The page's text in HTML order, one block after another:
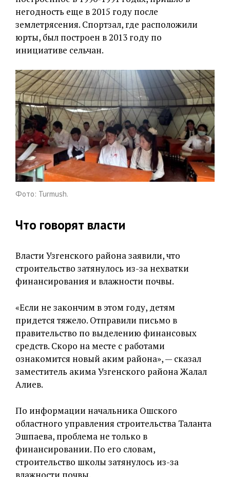
негодность еще в 2015 году после
землетрясения. Спортзал, где расположили
юрты, был построен в 2013 году по
инициативе сельчан.
Фото: Turmush.
Что говорят власти
Власти Узгенского района заявили, что
строительство затянулось из-за нехватки
финансирования и влажности почвы.
«Если не закончим в этом году, детям
придется тяжело. Отправили письмо в
правительство по выделению финансовых
средств. Скоро на месте с работами
ознакомится новый аким района», — сказал
заместитель акима Узгенского района Жалал
Алиев.
По информации начальника Ошского
областного управления строительства Таланта
Эшпаева, проблема не только в
финансировании. По его словам,
строительство школы затянулось из-за